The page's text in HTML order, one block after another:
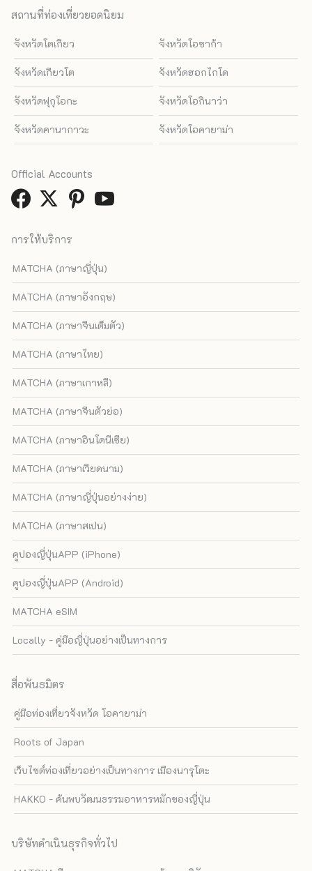
สถานที่ท่องเที่ยวยอดนิยม
จังหวัดโตเกียว จังหวัดโอซาก้า
จังหวัดเกียวโต จังหวัดฮอกไกโด
จังหวัดฟุกุโอกะ จังหวัดโอกินาว่า
จังหวัดคานากาวะ จังหวัดโอคายาม่า
การให้บริการ
MATCHA (ภาษาญี่ปุ่น)
MATCHA (ภาษาอังกฤษ)
MATCHA (ภาษาจีนเต็มตัว)
MATCHA (ภาษาไทย)
MATCHA (ภาษาเกาหลี)
MATCHA (ภาษาจีนตัวย่อ)
MATCHA (ภาษาอินโดนีเซีย)
MATCHA (ภาษาเวียดนาม)
MATCHA (ภาษาญี่ปุ่นอย่างง่าย)
MATCHA (ภาษาสเปน)
คูปองญี่ปุ่นAPP (iPhone)
คูปองญี่ปุ่นAPP (Android)
MATCHA eSIM
Locally - คู่มือญี่ปุ่นอย่างเป็นทางการ
สื่อพันธมิตร
คู่มือท่องเที่ยวจังหวัด โอคายาม่า
Roots of Japan
เว็บไซต์ท่องเที่ยวอย่างเป็นทางการ เมืองนารุโตะ
HAKKO - ค้นพบวัฒนธรรมอาหารหมักของญี่ปุ่น
บริษัทดำเนินธุรกิจทั่วไป
Official Accounts